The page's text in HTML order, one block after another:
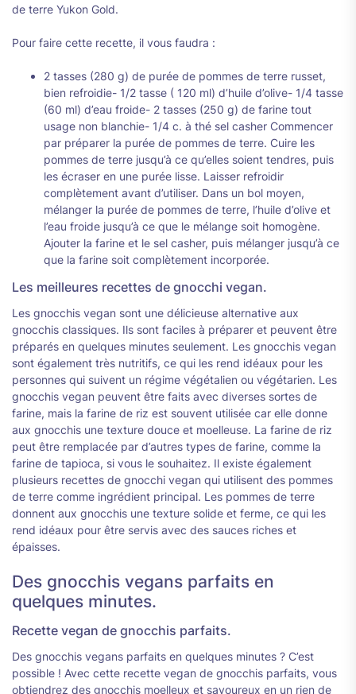
de terre Yukon Gold.
Pour faire cette recette, il vous faudra :
2 tasses (280 g) de purée de pommes de terre russet,
bien refroidie- 1/2 tasse ( 120 ml) d’huile d’olive- 1/4 tasse
(60 ml) d’eau froide- 2 tasses (250 g) de farine tout
usage non blanchie- 1/4 c. à thé sel casher Commencer
par préparer la purée de pommes de terre. Cuire les
pommes de terre jusqu’à ce qu’elles soient tendres, puis
les écraser en une purée lisse. Laisser refroidir
complètement avant d’utiliser. Dans un bol moyen,
mélanger la purée de pommes de terre, l’huile d’olive et
l’eau froide jusqu’à ce que le mélange soit homogène.
Ajouter la farine et le sel casher, puis mélanger jusqu’à ce
que la farine soit complètement incorporée.
Les meilleures recettes de gnocchi vegan.
Les gnocchis vegan sont une délicieuse alternative aux
gnocchis classiques. Ils sont faciles à préparer et peuvent être
préparés en quelques minutes seulement. Les gnocchis vegan
sont également très nutritifs, ce qui les rend idéaux pour les
personnes qui suivent un régime végétalien ou végétarien. Les
gnocchis vegan peuvent être faits avec diverses sortes de
farine, mais la farine de riz est souvent utilisée car elle donne
aux gnocchis une texture douce et moelleuse. La farine de riz
peut être remplacée par d’autres types de farine, comme la
farine de tapioca, si vous le souhaitez. Il existe également
plusieurs recettes de gnocchi vegan qui utilisent des pommes
de terre comme ingrédient principal. Les pommes de terre
donnent aux gnocchis une texture solide et ferme, ce qui les
rend idéaux pour être servis avec des sauces riches et
épaisses.
Des gnocchis vegans parfaits en
quelques minutes.
Recette vegan de gnocchis parfaits.
Des gnocchis vegans parfaits en quelques minutes ? C’est
possible ! Avec cette recette vegan de gnocchis parfaits, vous
obtiendrez des gnocchis moelleux et savoureux en un rien de